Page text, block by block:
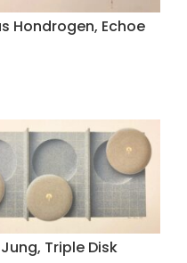
Hondrogen, Echoe
Triple Disk